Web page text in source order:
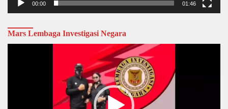
00:00 01:46
Mars Lembaga Investigasi Negara